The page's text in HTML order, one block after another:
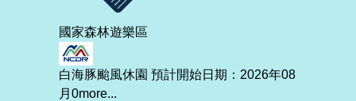
國家森林遊樂區
白海豚颱風休園 預計開始日期：2026年08
月0more...